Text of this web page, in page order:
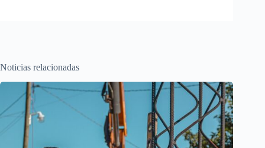
Noticias relacionadas